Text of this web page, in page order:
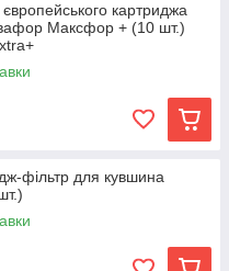
картриджа
Максфор + (10 шт.)
фільтр для кувшина